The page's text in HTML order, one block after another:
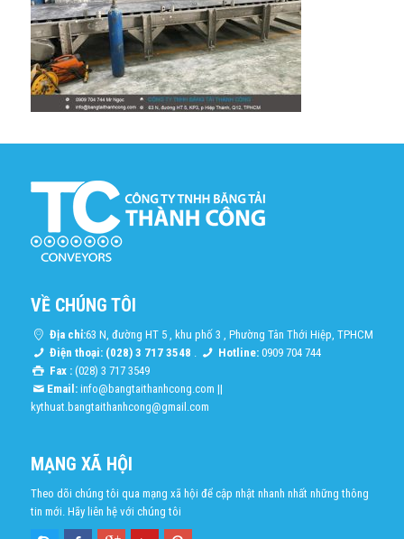
VỀ CHÚNG TÔI
Địa chỉ:63 N, đường HT 5 , khu phố 3 , Phường Tân Thới Hiệp, TPHCM
Điện thoại: (028) 3 717 3548 . Hotline: 0909 704 744
Fax :(028) 3 717 3549
Email: info@bangtaithanhcong.com ||
kythuat.bangtaithanhcong@gmail.com
MẠNG XÃ HỘI
Theo dõi chúng tôi qua mạng xã hội để cập nhật nhanh nhất những thông
tin mới. Hãy liên hệ với chúng tôi